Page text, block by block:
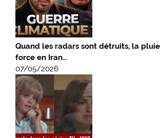
Quand les radars sont détruits, la
force en Iran…
07/05/2026